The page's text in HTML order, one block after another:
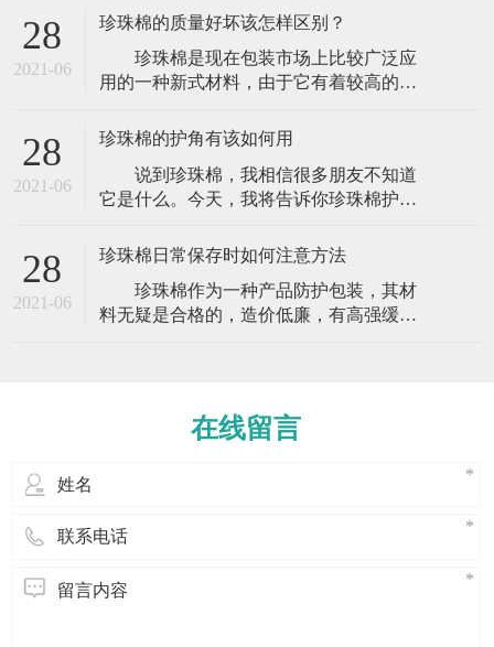
相信是相当多，但是在送礼的时候你要相
当注意，使用包装材料的时候那么你一定
要注意了，这些东西可是你要送给亲戚朋
友或者是你的领导上司，那么你就不能够
程与未
28
2021-06
珍珠棉的质量好坏该怎样区别？
珍珠棉是现在包装市场上比较广泛应
用的一种新式材料，由于它有着较高的防
们所热捧，逐步变成现在比较主流的包装
大，许多厂家为了能取得更多的利益赢
利，从而才去不同的措施获取更多的收
外行的客户不懂的话
28
2021-06
珍珠棉的护角有该如何用
说到珍珠棉，我相信很多朋友不知道
它是什么。今天，我将告诉你珍珠棉护角
来看看。 珍珠棉护角可以在货物运输
果，是防震包装的理想产品。广泛应用于
电子电器、仪器仪表、计算机、音响、医
28
2021-06
珍珠棉日常保存时如何注意方法
珍珠棉作为一种产品防护包装，其材
料无疑是合格的，造价低廉，有高强缓
易碎、变形、回复性差的缺点。那么它在
日常保存时需要注意的事项有哪些？
在线留言